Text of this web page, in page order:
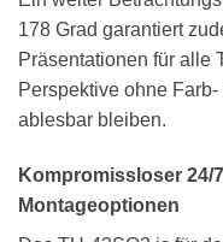
178 Grad garantiert
Präsentationen für alle
Perspektive ohne
ablesbar bleiben.
Kompromissloser 24/
Montageoptionen